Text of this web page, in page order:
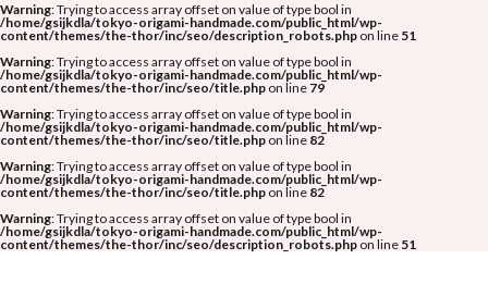
Warning: Trying to access array offset on value of type bool in
/home/gsijkdla/tokyo-origami-handmade.com/public_html/wp-
content/themes/the-thor/inc/seo/description_robots.php on line 51
Warning: Trying to access array offset on value of type bool in
/home/gsijkdla/tokyo-origami-handmade.com/public_html/wp-
content/themes/the-thor/inc/seo/title.php on line 79
Warning: Trying to access array offset on value of type bool in
/home/gsijkdla/tokyo-origami-handmade.com/public_html/wp-
content/themes/the-thor/inc/seo/title.php on line 82
Warning: Trying to access array offset on value of type bool in
/home/gsijkdla/tokyo-origami-handmade.com/public_html/wp-
content/themes/the-thor/inc/seo/title.php on line 82
Warning: Trying to access array offset on value of type bool in
/home/gsijkdla/tokyo-origami-handmade.com/public_html/wp-
content/themes/the-thor/inc/seo/description_robots.php on line 51